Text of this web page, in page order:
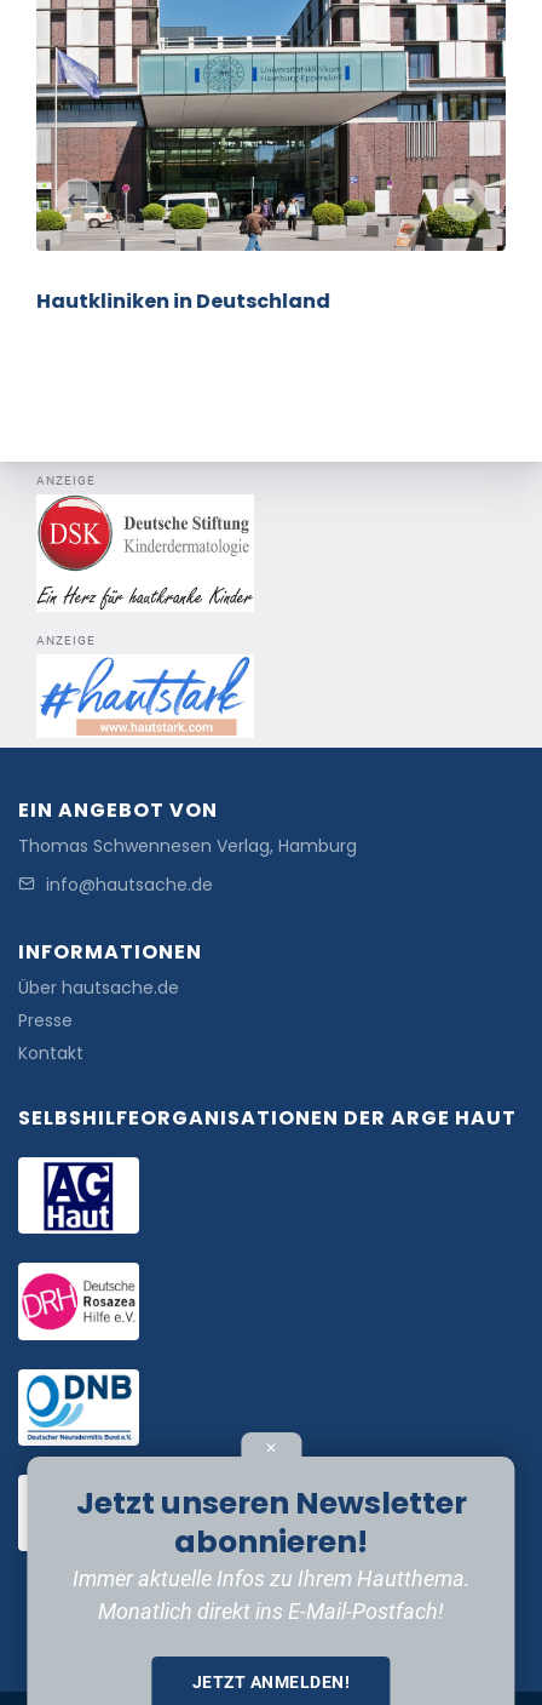
Hautkliniken in Deutschland
ANZEIGE
ANZEIGE
EIN ANGEBOT VON
Thomas Schwennesen Verlag, Hamburg
info@hautsache.de
INFORMATIONEN
Über hautsache.de
Presse
Kontakt
SELBSHILFEORGANISATIONEN DER ARGE HAUT
✕
Jetzt unseren Newsletter
abonnieren!
Immer aktuelle Infos zu Ihrem Hautthema.
Monatlich direkt ins E-Mail-Postfach!
JETZT ANMELDEN!